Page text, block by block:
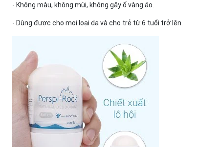
- Không màu, không mùi, không gây ố vàng áo.
- Dùng được cho mọi loại da và cho trẻ từ 6 tuổi trở lên.